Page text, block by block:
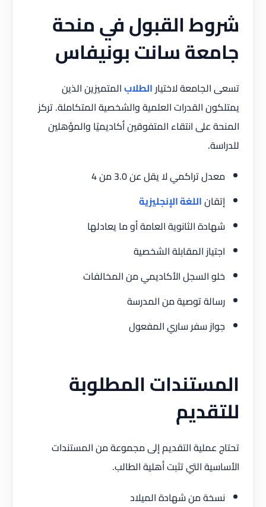
شروط القبول في منحة
جامعة سانت بونيفاس
تسعى الجامعة لاختيار الطلابالمتميزين الذين
يمتلكون القدرات العلمية والشخصية المتكاملة. تركز
المنحة على انتقاء المتفوقين أكاديميًا والمؤهلين
للدراسة.
معدل تراكمي لا يقل عن 3.0 من 4
إتقاناللغة الإنجليزية
شهادة الثانوية العامة أو ما يعادلها
اجتياز المقابلة الشخصية
خلو السجل الأكاديمي من المخالفات
رسالة توصية من المدرسة
جواز سفر ساري المفعول
المستندات المطلوبة
للتقديم
تحتاج عملية التقديم إلى مجموعة من المستندات
الأساسية التي تثبت أهلية الطالب.
نسخة من شهادة الميلاد